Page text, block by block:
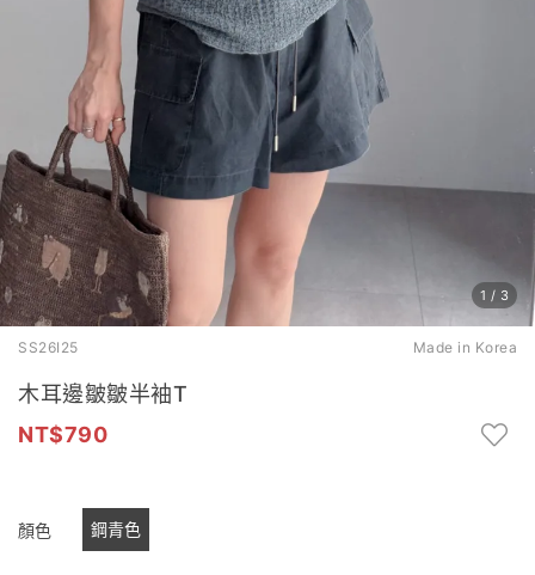
1 / 3
SS26I25 Made in Korea
木耳邊皺皺半袖T
790
顏色 鋼青色